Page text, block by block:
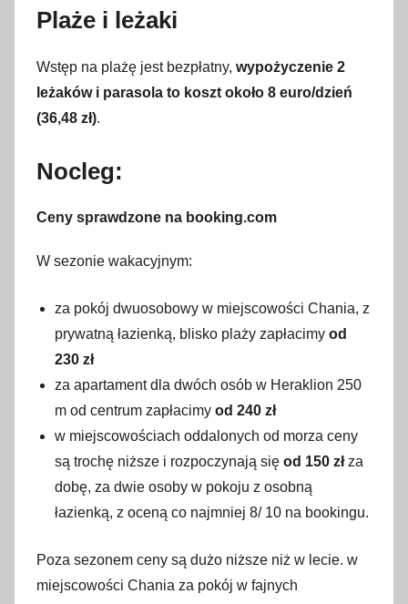
Plaże i leżaki
Wstęp na plażę jest bezpłatny, wypożyczenie 2
leżaków i parasola to koszt około 8 euro/dzień
(36,48 zł).
Nocleg:
Ceny sprawdzone na booking.com
W sezonie wakacyjnym:
za pokój dwuosobowy w miejscowości Chania, z
prywatną łazienką, blisko plaży zapłacimy od
230 zł
za apartament dla dwóch osób w Heraklion 250
m od centrum zapłacimy od 240 zł
w miejscowościach oddalonych od morza ceny
są trochę niższe i rozpoczynają się od 150 złza
dobę, za dwie osoby w pokoju z osobną
łazienką, z oceną co najmniej 8/ 10 na bookingu.
Poza sezonem ceny są dużo niższe niż w lecie. w
miejscowości Chania za pokój w fajnych